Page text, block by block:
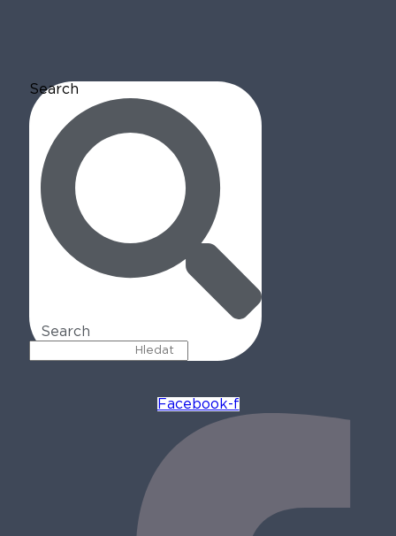
Search
Search
Facebook-f